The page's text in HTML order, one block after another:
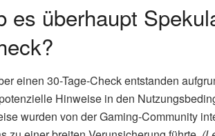
es überhaupt
einen 30-Tage-Check entstanden
Hinweise in den
wurden von der Gaming-Community